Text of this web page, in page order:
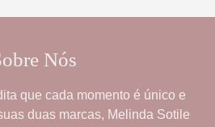
Nós
que cada momento é único e
duas marcas, Melinda Sotile